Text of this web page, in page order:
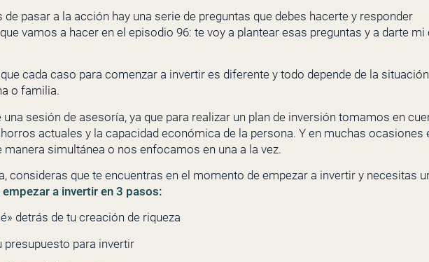
de pasar a la acción hay una serie de preguntas que debes hacerte y responder
vamos a hacer en el episodio 96: te voy a plantear esas preguntas y a darte mi
cada caso para comenzar a invertir es diferente y todo depende de la situación
o familia.
sesión de asesoría, ya que para realizar un plan de inversión tomamos en
actuales y la capacidad económica de la persona. Y en muchas ocasiones
simultánea o nos enfocamos en una a la vez.
consideras que te encuentras en el momento de empezar a invertir y necesitas
a invertir en 3 pasos:
detrás de tu creación de riqueza
presupuesto para invertir